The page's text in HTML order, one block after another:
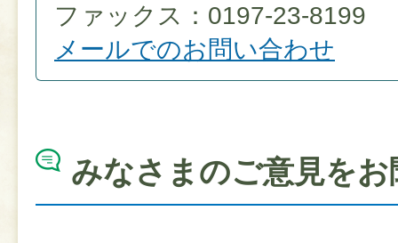
ファックス：0197-23-8199
メールでのお問い合わせ
みなさまのご意見を